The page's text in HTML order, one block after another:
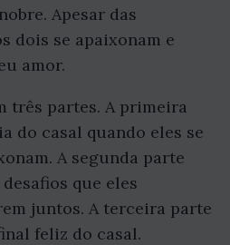
Apesar das
dois se apaixonam e
amor.
três partes. A primeira
do casal quando eles se
A segunda parte
que eles
juntos. A terceira parte
feliz do casal.